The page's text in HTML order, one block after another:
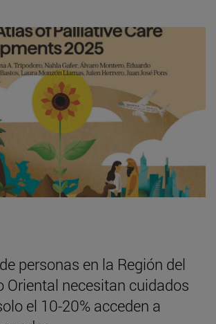
personas en la Región del
Oriental necesitan cuidados
el 10-20% acceden a